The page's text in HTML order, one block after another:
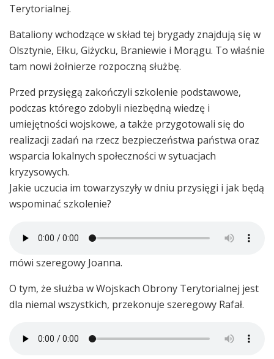
Terytorialnej.
Bataliony wchodzące w skład tej brygady znajdują się w
Olsztynie, Ełku, Giżycku, Braniewie i Morągu. To właśnie
tam nowi żołnierze rozpoczną służbę.
Przed przysięgą zakończyli szkolenie podstawowe,
podczas którego zdobyli niezbędną wiedzę i
umiejętności wojskowe, a także przygotowali się do
realizacji zadań na rzecz bezpieczeństwa państwa oraz
wsparcia lokalnych społeczności w sytuacjach
kryzysowych.
Jakie uczucia im towarzyszyły w dniu przysięgi i jak będą
wspominać szkolenie?
mówi szeregowy Joanna.
O tym, że służba w Wojskach Obrony Terytorialnej jest
dla niemal wszystkich, przekonuje szeregowy Rafał.